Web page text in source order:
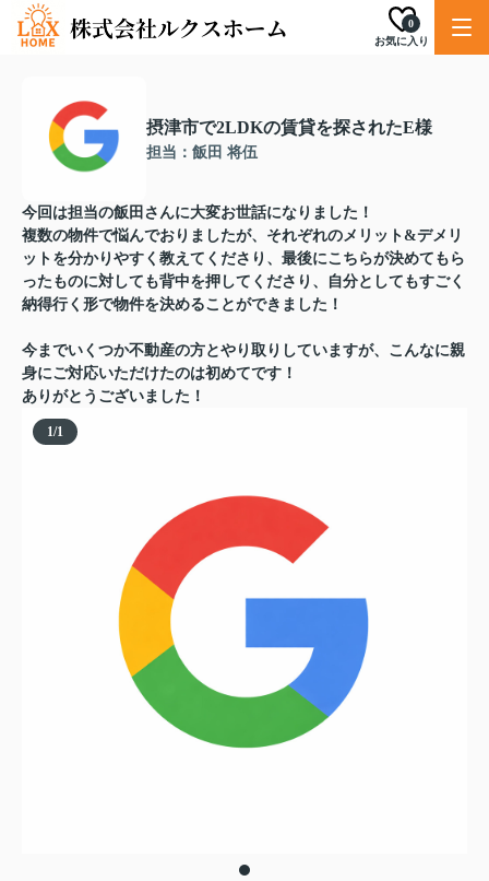
お気に入り
0
摂津市で2LDKの賃貸を探されたE様
担当：飯田 将伍
今回は担当の飯田さんに大変お世話になりました！
複数の物件で悩んでおりましたが、それぞれのメリット&デメリ
ットを分かりやすく教えてくださり、最後にこちらが決めてもら
ったものに対しても背中を押してくださり、自分としてもすごく
納得行く形で物件を決めることができました！
今までいくつか不動産の方とやり取りしていますが、こんなに親
身にご対応いただけたのは初めてです！
ありがとうございました！
1/1